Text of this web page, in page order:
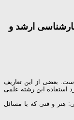
ارشد و
بعضی از این تعاریف
استفاده این رشته علمی
هنر و فنی که با مسائل